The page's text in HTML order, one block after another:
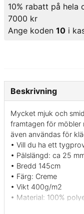
10% rabatt på hela
7000 kr
Ange koden 10 i
Beskrivning
Mycket mjuk och
framtagen för möbler
även användas för
• Vill du ha ett
• Pälslängd: ca 25
• Bredd 145cm
• Färg: Creme
• Vikt 400g/m2
• Material: 100%
• Tvätt: Rengöring